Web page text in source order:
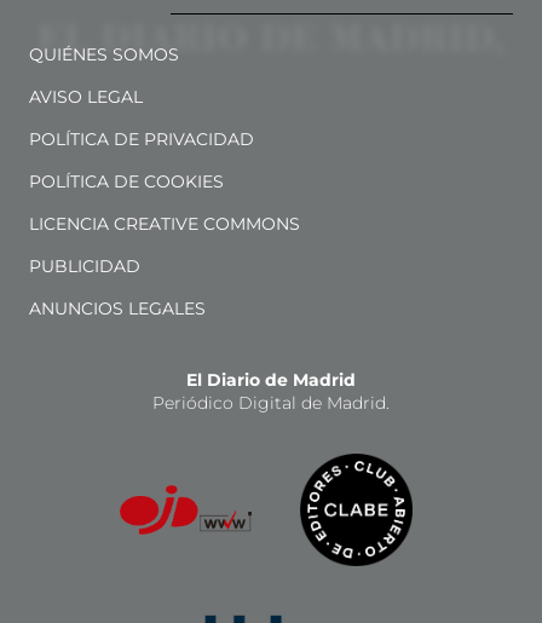
QUIÉNES SOMOS
AVISO LEGAL
POLÍTICA DE PRIVACIDAD
POLÍTICA DE COOKIES
LICENCIA CREATIVE COMMONS
PUBLICIDAD
ANUNCIOS LEGALES
El Diario de Madrid
Periódico Digital de Madrid.